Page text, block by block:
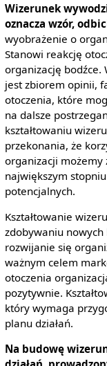
Wizerunek
oznacza wzór,
wyobrażenie o
Stanowi reakcję
organizację bodźce.
jest zbiorem opinii,
otoczenia, które
na dalsze
kształtowaniu
przekonania, że
organizacji możemy
największym
potencjalnych.
Kształtowanie
zdobywaniu nowych
rozwijanie się
ważnym celem
otoczenia
pozytywnie.
który wymaga
planu działań.
Na budowę